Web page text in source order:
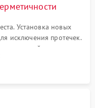
Установка новых
исключения протечек.
системы,
поплавка.